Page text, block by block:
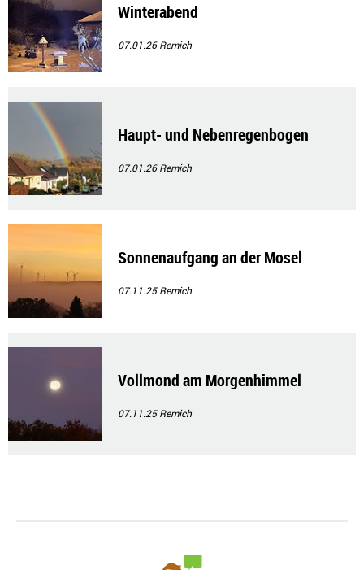
Winterabend
07.01.26Remich
Haupt- und Nebenregenbogen
07.01.26Remich
Sonnenaufgang an der Mosel
07.11.25Remich
Vollmond am Morgenhimmel
07.11.25Remich